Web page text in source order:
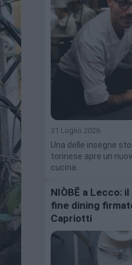
31 Luglio 2026
Una delle insegne
torinese apre un
cucina…
NIÒBĒ a Lecco:
fine dining
Capriotti